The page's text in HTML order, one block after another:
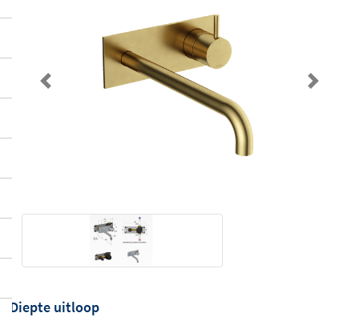
Previous Next
Diepte uitloop